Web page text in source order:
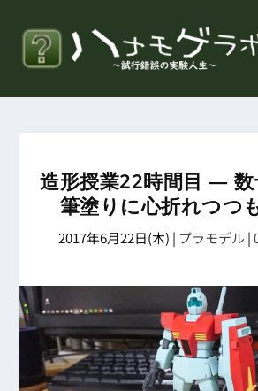
造形授業22時間目 ―
筆塗りに心折れつつ
2017年6月22日(木) | プラモデル |